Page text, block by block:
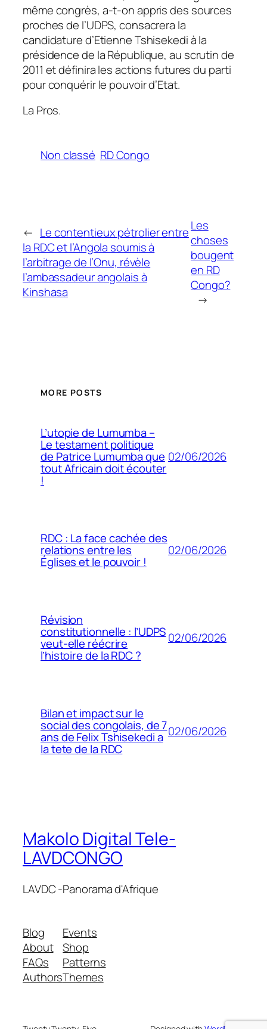
même congrès, a-t-on appris des sources
proches de l’UDPS, consacrera la
candidature d’Etienne Tshisekedi à la
présidence de la République, au scrutin de
2011 et définira les actions futures du parti
pour conquérir le pouvoir d’Etat.
La Pros.
Non classé RD Congo
← Le contentieux pétrolier entre
la RDC et l’Angola soumis à
l’arbitrage de l’Onu, révèle
l’ambassadeur angolais à
Kinshasa
Les
choses
bougent
en RD
Congo?
→
MORE POSTS
L’utopie de Lumumba –
Le testament politique
de Patrice Lumumba que
tout Africain doit écouter
!
02/06/2026
RDC : La face cachée des
relations entre les
Églises et le pouvoir !
02/06/2026
Révision
constitutionnelle : l’UDPS
veut-elle réécrire
l’histoire de la RDC ?
02/06/2026
Bilan et impact sur le
social des congolais, de 7
ans de Felix Tshisekedi a
la tete de la RDC
02/06/2026
Makolo Digital Tele-
LAVDCONGO
LAVDC -Panorama d'Afrique
Blog
About
FAQs
Authors
Events
Shop
Patterns
Themes